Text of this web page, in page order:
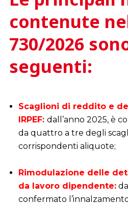
contenute
730/2026
seguenti:
Scaglioni di reddito e
IRPEF: dall’anno 2025, è
da quattro a tre degli
corrispondenti aliquote;
Rimodulazione delle
da lavoro dipendente:
confermato